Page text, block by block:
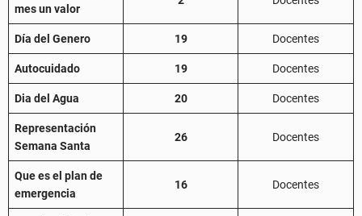
mes un valor
Día del Genero 19 Docentes
Autocuidado 19 Docentes
Dia del Agua 20 Docentes
Representación
Semana Santa
26 Docentes
Que es el plan de
emergencia
16 Docentes